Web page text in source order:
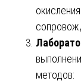
методов: